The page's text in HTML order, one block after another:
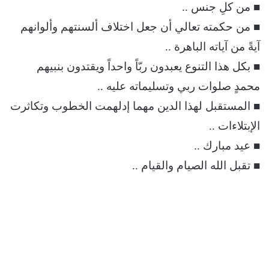
■ من كلِ جنس ..
■ من حكمته تعالي أن جعل اختلاف ألسنتهم وألوانهم
آيةً من آياته الباهرة ..
■ بكل هذا التنوع يعبدون ربّاً واحداً ويقتدون بنبيهم
محمدٍ صلوات ربي وتسليماته عليه ..
■ المستقبل لهذا الدين مهما إدلهمت الخطوب وتكاثرت
الإبتلاءات ..
■ عيد مبارك ..
■ تقبل الله الصيام والقيام ..